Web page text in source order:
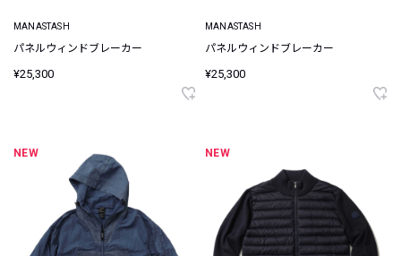
MANASTASH
パネルウィンドブレーカー
¥25,300
MANASTASH
パネルウィンドブレーカー
¥25,300
NEW NEW